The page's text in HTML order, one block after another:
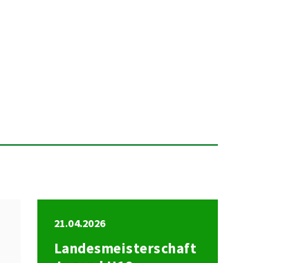
21.04.2026
Landesmeisterschaft